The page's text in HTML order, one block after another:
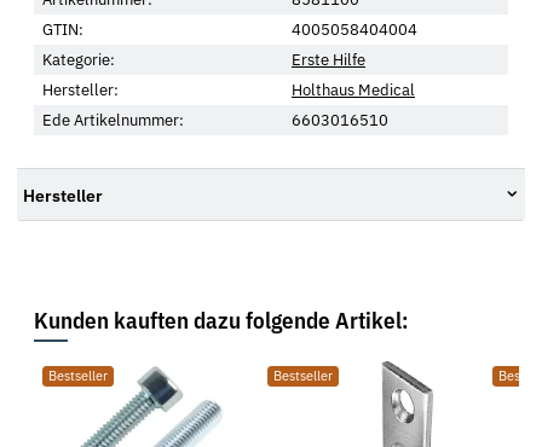
GTIN:
4005058404004
Kategorie:
Erste Hilfe
Hersteller:
Holthaus Medical
Ede Artikelnummer:
6603016510
Hersteller
Kunden kauften dazu folgende Artikel:
Bestseller Bestseller